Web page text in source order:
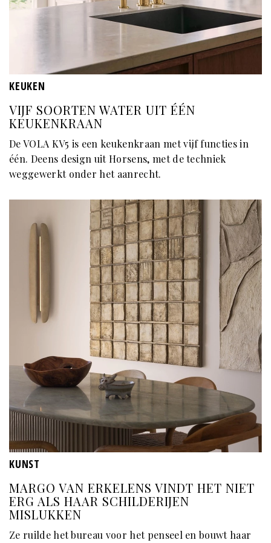
KEUKEN
VIJF SOORTEN WATER UIT ÉÉN
KEUKENKRAAN
De VOLA KV5 is een keukenkraan met vijf functies in
één. Deens design uit Horsens, met de techniek
weggewerkt onder het aanrecht.
KUNST
MARGO VAN ERKELENS VINDT HET NIET
ERG ALS HAAR SCHILDERIJEN
MISLUKKEN
Ze ruilde het bureau voor het penseel en bouwt haar